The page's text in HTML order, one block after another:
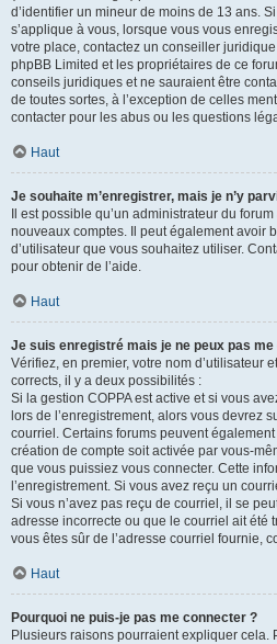
d’identifier un mineur de moins de 13 ans.
s’applique à vous, lorsque vous vous
votre place, contactez un conseiller
phpBB Limited et les propriétaires de ce
conseils juridiques et ne sauraient être
de toutes sortes, à l’exception de celles
contacter pour les abus ou les questions
Haut
Je souhaite m’enregistrer, mais je n’y
Il est possible qu’un administrateur du
nouveaux comptes. Il peut également avoir
d’utilisateur que vous souhaitez utiliser.
pour obtenir de l’aide.
Haut
Je suis enregistré mais je ne peux pas
Vérifiez, en premier, votre nom d’utilisateur
corrects, il y a deux possibilités :
Si la gestion COPPA est active et si vous
lors de l’enregistrement, alors vous devrez
courriel. Certains forums peuvent
création de compte soit activée par vous-
que vous puissiez vous connecter. Cette
l’enregistrement. Si vous avez reçu un
Si vous n’avez pas reçu de courriel, il se
adresse incorrecte ou que le courriel ait été
vous êtes sûr de l’adresse courriel fournie,
Haut
Pourquoi ne puis-je pas me connecter ?
Plusieurs raisons pourraient expliquer cela.